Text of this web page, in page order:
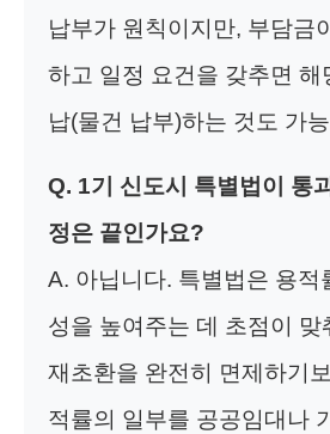
납부가 원칙이지만, 부담금
하고 일정 요건을 갖추면 해
납(물건 납부)하는 것도 가
Q. 1기 신도시 특별법이 통
정은 끝인가요?
A. 아닙니다. 특별법은 용적
성을 높여주는 데 초점이 맞
재초환을 완전히 면제하기
적률의 일부를 공공임대나